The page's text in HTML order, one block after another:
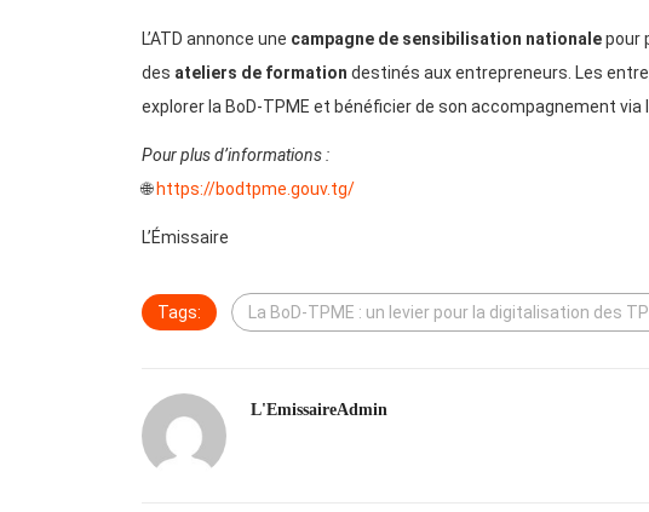
L’ATD annonce une campagne de sensibilisation nationalepour
des ateliers de formation destinés aux entrepreneurs. Les
explorer la BoD-TPME et bénéficier de son accompagnement via
Pour plus d’informations :
🌐 https://bodtpme.gouv.tg/
L’Émissaire
Tags: La BoD-TPME : un levier pour la digitalisation des
L'EmissaireAdmin